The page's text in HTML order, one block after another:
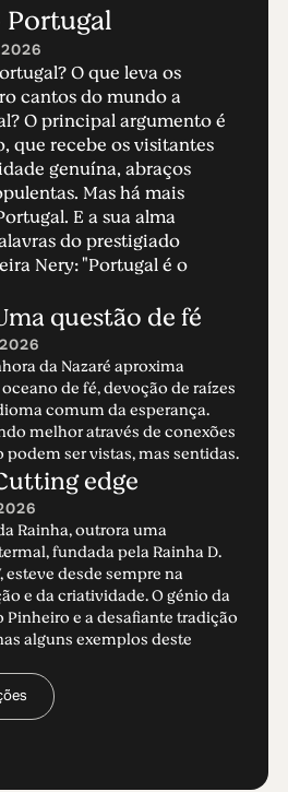
Portugal
O que leva os
cantos do mundo a
O principal argumento é
que recebe os visitantes
genuína, abraços
Mas há mais
E a sua alma
do prestigiado
Nery: "Portugal é o
questão de fé
da Nazaré aproxima
de fé, devoção de raízes
comum da esperança.
melhor através de conexões
ser vistas, mas sentidas.
edge
Rainha, outrora uma
fundada pela Rainha D.
esteve desde sempre na
e da criatividade. O génio da
e a desafiante tradição
alguns exemplos deste